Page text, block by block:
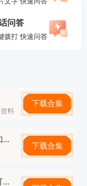
进行判断。
例或新兴领域题
理，政策未收
、关注时政热点和
的提升。
什么？
问答
拨打 快速问答
料
下载合集
中级经济师《经济基础知识》高频易错题
下载合集
《经济基础知识》学习打卡表